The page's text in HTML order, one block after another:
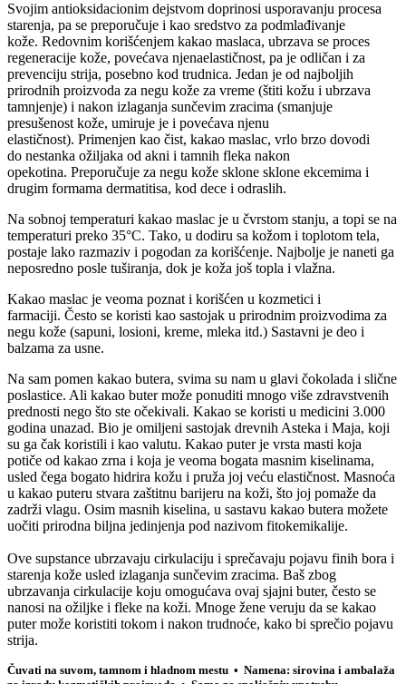
Svojim antioksidacionim dejstvom doprinosi usporavanju procesa
starenja, pa se preporučuje i kao sredstvo za podmlađivanje
kože. Redovnim korišćenjem kakao maslaca, ubrzava se proces
regeneracije kože, povećava njenaelastičnost, pa je odličan i za
prevenciju strija, posebno kod trudnica. Jedan je od najboljih
prirodnih proizvoda za negu kože za vreme (štiti kožu i ubrzava
tamnjenje) i nakon izlaganja sunčevim zracima (smanjuje
presušenost kože, umiruje je i povećava njenu
elastičnost). Primenjen kao čist, kakao maslac, vrlo brzo dovodi
do nestanka ožiljaka od akni i tamnih fleka nakon
opekotina. Preporučuje za negu kože sklone sklone ekcemima i
drugim formama dermatitisa, kod dece i odraslih.
Na sobnoj temperaturi kakao maslac je u čvrstom stanju, a topi se na
temperaturi preko 35°C. Tako, u dodiru sa kožom i toplotom tela,
postaje lako razmaziv i pogodan za korišćenje. Najbolje je naneti ga
neposredno posle tuširanja, dok je koža još topla i vlažna.
Kakao maslac je veoma poznat i korišćen u kozmetici i
farmaciji. Često se koristi kao sastojak u prirodnim proizvodima za
negu kože (sapuni, losioni, kreme, mleka itd.) Sastavni je deo i
balzama za usne.
Na sam pomen kakao butera, svima su nam u glavi čokolada i slične
poslastice. Ali kakao buter može ponuditi mnogo više zdravstvenih
prednosti nego što ste očekivali. Kakao se koristi u medicini 3.000
godina unazad. Bio je omiljeni sastojak drevnih Asteka i Maja, koji
su ga čak koristili i kao valutu. Kakao puter je vrsta masti koja
potiče od kakao zrna i koja je veoma bogata masnim kiselinama,
usled čega bogato hidrira kožu i pruža joj veću elastičnost. Masnoća
u kakao puteru stvara zaštitnu barijeru na koži, što joj pomaže da
zadrži vlagu. Osim masnih kiselina, u sastavu kakao butera možete
uočiti prirodna biljna jedinjenja pod nazivom fitokemikalije.
Ove supstance ubrzavaju cirkulaciju i sprečavaju pojavu finih bora i
starenja kože usled izlaganja sunčevim zracima. Baš zbog
ubrzavanja cirkulacije koju omogućava ovaj sjajni buter, često se
nanosi na ožiljke i fleke na koži. Mnoge žene veruju da se kakao
puter može koristiti tokom i nakon trudnoće, kako bi sprečio pojavu
strija.
Čuvati na suvom, tamnom i hladnom mestu • Namena: sirovina i ambalaža